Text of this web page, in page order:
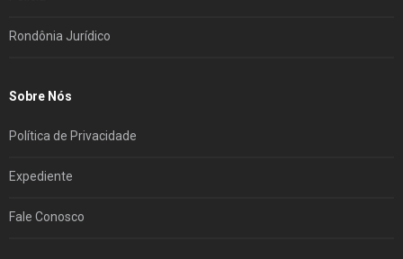
Rondônia Jurídico
Sobre Nós
Política de Privacidade
Expediente
Fale Conosco